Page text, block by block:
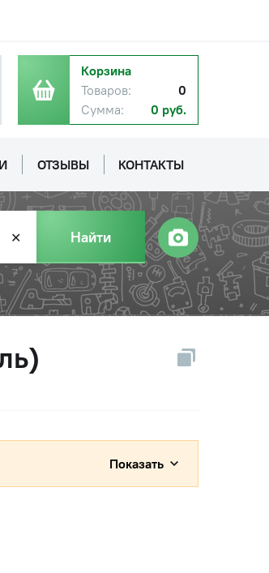
Корзина
Товаров:
0
Сумма:
0 руб.
ОТЗЫВЫ КОНТАКТЫ
✕ Найти
Показать